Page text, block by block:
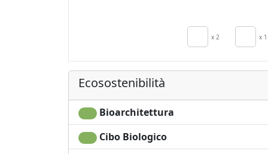
Aria
Riscaldamento
autonomo
x 2 x 1
Ecosostenibilità
Bioarchitettura
Cibo Biologico